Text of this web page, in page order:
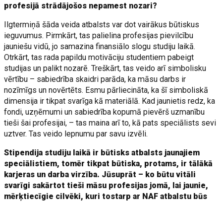
profesijā strādājošos nepamest nozari?
Ilgtermiņā šāda veida atbalsts var dot vairākus būtiskus
ieguvumus. Pirmkārt, tas palielina profesijas pievilcību
jauniešu vidū, jo samazina finansiālo slogu studiju laikā.
Otrkārt, tas rada papildu motivāciju studentiem pabeigt
studijas un palikt nozarē. Treškārt, tas veido arī simbolisku
vērtību – sabiedrība skaidri parāda, ka māsu darbs ir
nozīmīgs un novērtēts. Esmu pārliecināta, ka šī simboliskā
dimensija ir tikpat svarīga kā materiālā. Kad jaunietis redz, ka
fondi, uzņēmumi un sabiedrība kopumā pievērš uzmanību
tieši šai profesijai, – tas maina arī to, kā pats speciālists sevi
uztver. Tas veido lepnumu par savu izvēli.
Stipendija studiju laikā ir būtisks atbalsts jaunajiem
speciālistiem, tomēr tikpat būtiska, protams, ir tālākā
karjeras un darba virzība. Jūsuprāt – ko būtu vitāli
svarīgi sakārtot tieši māsu profesijas jomā, lai jaunie,
mērķtiecīgie cilvēki, kuri tostarp ar NAF atbalstu būs